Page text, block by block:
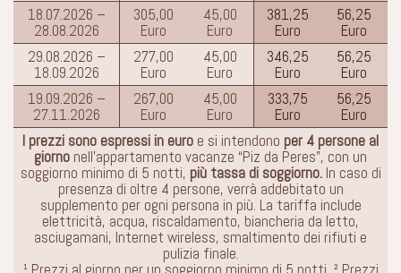
18.07.2026 –
28.08.2026
305,00
Euro
45,00
Euro
381,25
Euro
56,25
Euro
29.08.2026 –
18.09.2026
277,00
Euro
45,00
Euro
346,25
Euro
56,25
Euro
19.09.2026 –
27.11.2026
267,00
Euro
45,00
Euro
333,75
Euro
56,25
Euro
I prezzi sono espressi in euro e si intendono per 4 persone al
giorno nell’appartamento vacanze “Piz da Peres”, con un
soggiorno minimo di 5 notti, più tassa di soggiorno.In caso di
presenza di oltre 4 persone, verrà addebitato un
supplemento per ogni persona in più. La tariffa include
elettricità, acqua, riscaldamento, biancheria da letto,
asciugamani, Internet wireless, smaltimento dei rifiuti e
pulizia finale.